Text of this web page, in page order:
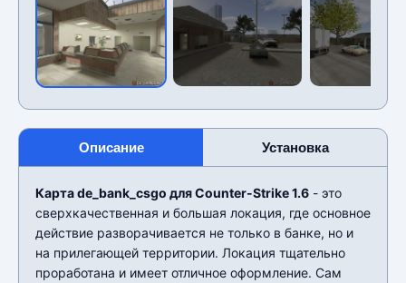
Описание Установка
Карта de_bank_csgo для Counter-Strike 1.6 - это
сверхкачественная и большая локация, где основное
действие разворачивается не только в банке, но и
на прилегающей территории. Локация тщательно
проработана и имеет отличное оформление. Сам